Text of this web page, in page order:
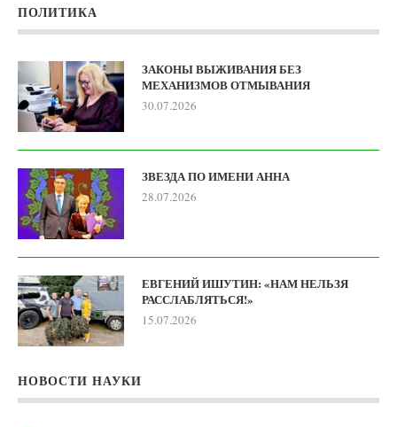
ПОЛИТИКА
ЗАКОНЫ ВЫЖИВАНИЯ БЕЗ
МЕХАНИЗМОВ ОТМЫВАНИЯ
30.07.2026
ЗВЕЗДА ПО ИМЕНИ АННА
28.07.2026
ЕВГЕНИЙ ИШУТИН: «НАМ НЕЛЬЗЯ
РАССЛАБЛЯТЬСЯ!»
15.07.2026
НОВОСТИ НАУКИ